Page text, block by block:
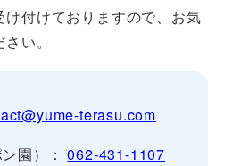
け付けておりますので、お気
い。
terasu.com
ン園）：062-431-1107